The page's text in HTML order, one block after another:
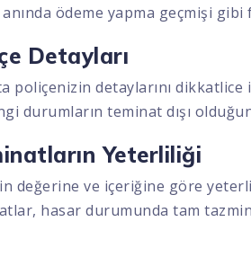
ödeme yapma geçmişi gibi
Detayları
poliçenizin detaylarını dikkatlice
durumların teminat dışı
Yeterliliği
değerine ve içeriğine göre
hasar durumunda tam